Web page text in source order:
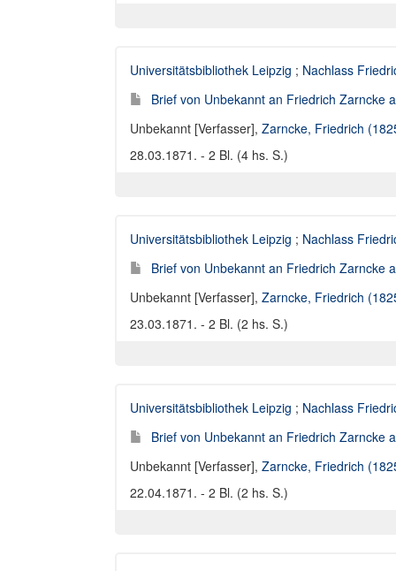
Universitätsbibliothek Leipzig ; Nachlass
Brief von Unbekannt an Friedrich Zarncke
Unbekannt [Verfasser], Zarncke, Friedrich
28.03.1871. - 2 Bl. (4 hs. S.)
Universitätsbibliothek Leipzig ; Nachlass
Brief von Unbekannt an Friedrich Zarncke
Unbekannt [Verfasser], Zarncke, Friedrich
23.03.1871. - 2 Bl. (2 hs. S.)
Universitätsbibliothek Leipzig ; Nachlass
Brief von Unbekannt an Friedrich Zarncke
Unbekannt [Verfasser], Zarncke, Friedrich
22.04.1871. - 2 Bl. (2 hs. S.)